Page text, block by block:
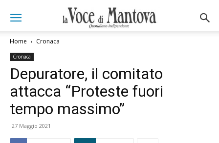
Home Cronaca
Cronaca
Depuratore, il comitato
attacca “Proteste fuori
tempo massimo”
27 Maggio 2021